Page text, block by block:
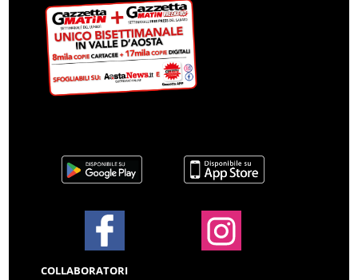
COLLABORATORI